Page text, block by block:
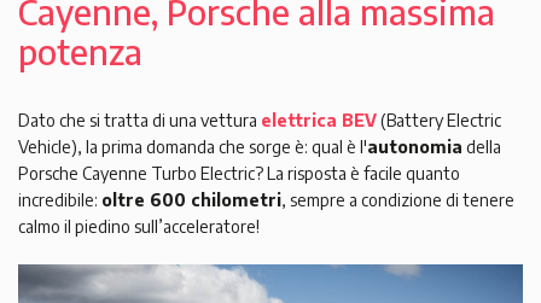
Cayenne, Porsche alla massima
potenza
Dato che si tratta di una vettura elettrica BEV(Battery Electric
Vehicle), la prima domanda che sorge è: qual è l'autonomia della
Porsche Cayenne Turbo Electric? La risposta è facile quanto
incredibile: oltre 600 chilometri, sempre a condizione di tenere
calmo il piedino sull’acceleratore!